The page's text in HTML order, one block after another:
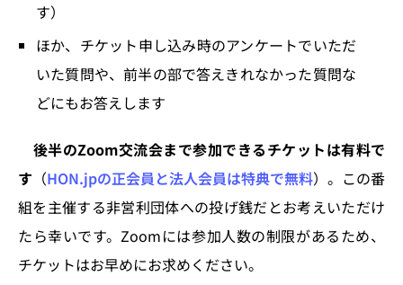
す）
ほか、チケット申し込み時のアンケートでいただ
いた質問や、前半の部で答えきれなかった質問な
どにもお答えします
後半のZoom交流会まで参加できるチケットは有料で
す （HON.jpの正会員と法人会員は特典で無料）。この番
組を主催する非営利団体への投げ銭だとお考えいただけ
たら幸いです。Zoomには参加人数の制限があるため、
チケットはお早めにお求めください。